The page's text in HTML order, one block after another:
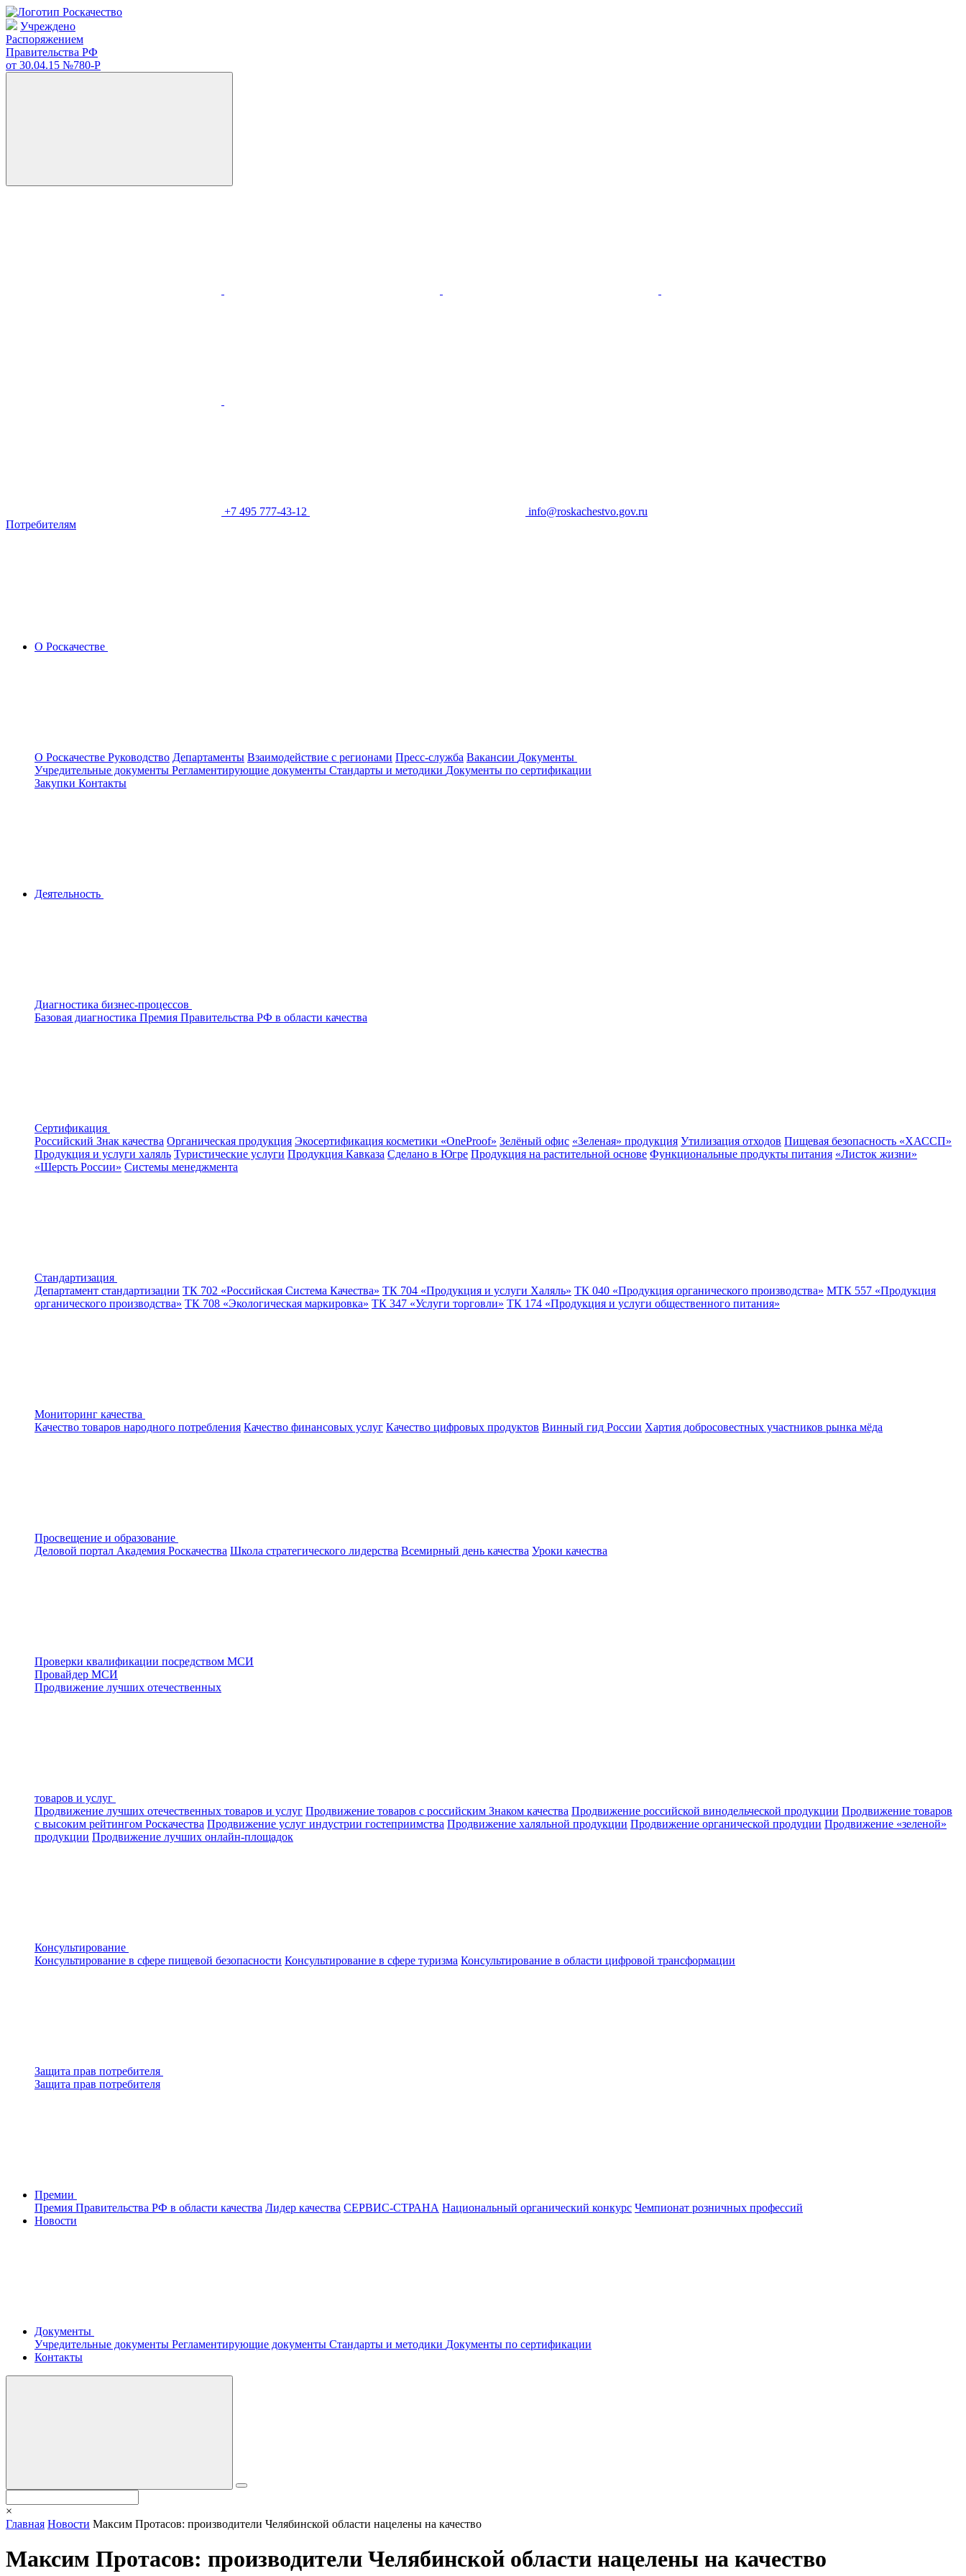
Учреждено
Распоряжением
Правительства РФ
от 30.04.15 №780-Р
+7 495 777-43-12
info@roskachestvo.gov.ru
Потребителям
О Роскачестве
О Роскачестве Руководство Департаменты Взаимодействие с регионами Пресс-служба Вакансии Документы
Учредительные документы Регламентирующие документы Стандарты и методики Документы по сертификации
Закупки Контакты
Деятельность
Диагностика бизнес-процессов
Базовая диагностика Премия Правительства РФ в области качества
Сертификация
Российский Знак качества Органическая продукция Экосертификация косметики «OneProof» Зелёный офис «Зеленая» продукция Утилизация отходов Пищевая безопасность «ХАССП»
Продукция и услуги халяль Туристические услуги Продукция Кавказа Сделано в Югре Продукция на растительной основе Функциональные продукты питания «Листок жизни»
«Шерсть России» Системы менеджмента
Стандартизация
Департамент стандартизации ТК 702 «Российская Система Качества» ТК 704 «Продукция и услуги Халяль» ТК 040 «Продукция органического производства» МТК 557 «Продукция
органического производства» ТК 708 «Экологическая маркировка» ТК 347 «Услуги торговли» ТК 174 «Продукция и услуги общественного питания»
Мониторинг качества
Качество товаров народного потребления Качество финансовых услуг Качество цифровых продуктов Винный гид России Хартия добросовестных участников рынка мёда
Просвещение и образование
Деловой портал Академия Роскачества Школа стратегического лидерства Всемирный день качества Уроки качества
Проверки квалификации посредством МСИ
Провайдер МСИ
Продвижение лучших отечественных
товаров и услуг
Продвижение лучших отечественных товаров и услуг Продвижение товаров с российским Знаком качества Продвижение российской винодельческой продукции Продвижение товаров
с высоким рейтингом Роскачества Продвижение услуг индустрии гостеприимства Продвижение халяльной продукции Продвижение органической продуции Продвижение «зеленой»
продукции Продвижение лучших онлайн-площадок
Консультирование
Консультирование в сфере пищевой безопасности Консультирование в сфере туризма Консультирование в области цифровой трансформации
Защита прав потребителя
Защита прав потребителя
Премии
Премия Правительства РФ в области качества Лидер качества СЕРВИС-СТРАНА Национальный органический конкурс Чемпионат розничных профессий
Новости
Документы
Учредительные документы Регламентирующие документы Стандарты и методики Документы по сертификации
Контакты
×
Главная Новости Максим Протасов: производители Челябинской области нацелены на качество
Максим Протасов: производители Челябинской области нацелены на качество